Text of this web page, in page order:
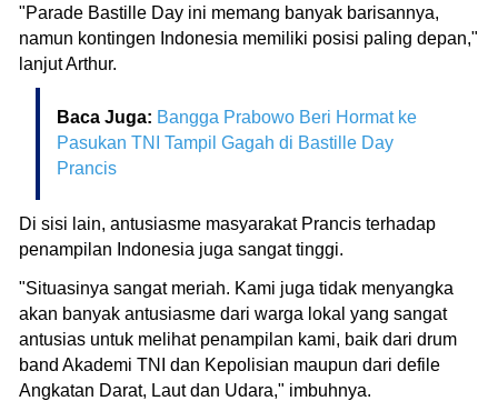
"Parade Bastille Day ini memang banyak barisannya,
namun kontingen Indonesia memiliki posisi paling depan,"
lanjut Arthur.
Baca Juga: Bangga Prabowo Beri Hormat ke
Pasukan TNI Tampil Gagah di Bastille Day
Prancis
Di sisi lain, antusiasme masyarakat Prancis terhadap
penampilan Indonesia juga sangat tinggi.
"Situasinya sangat meriah. Kami juga tidak menyangka
akan banyak antusiasme dari warga lokal yang sangat
antusias untuk melihat penampilan kami, baik dari drum
band Akademi TNI dan Kepolisian maupun dari defile
Angkatan Darat, Laut dan Udara," imbuhnya.